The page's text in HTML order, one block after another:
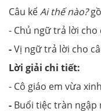
Câu kểAi thế nào?
- Chủ ngữ trả lời cho
-Vị ngữ trả lời cho
Lời giải chi tiết:
- Cô giáo em vừa
- Buổi tiệc tràn ngập